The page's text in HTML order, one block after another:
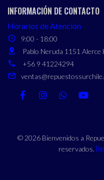
INFORMACIÓN DE CONTACTO
Horarios de Atención
9:00 - 18:00
Pablo Neruda 1151 Alerce
+56 9 41224294
© 2026 Bienvenidos a
reservados.